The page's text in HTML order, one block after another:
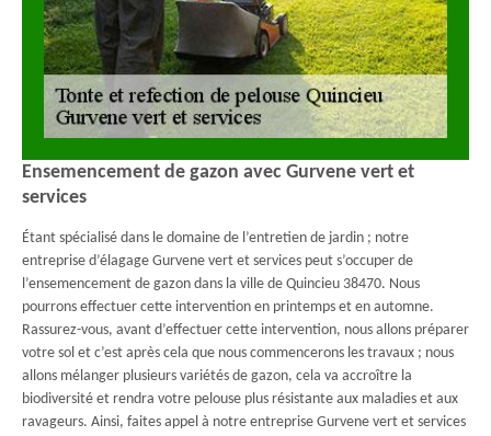
Ensemencement de gazon avec Gurvene vert et
services
Étant spécialisé dans le domaine de l’entretien de jardin ; notre
entreprise d’élagage Gurvene vert et services peut s’occuper de
l’ensemencement de gazon dans la ville de Quincieu 38470. Nous
pourrons effectuer cette intervention en printemps et en automne.
Rassurez-vous, avant d’effectuer cette intervention, nous allons préparer
votre sol et c’est après cela que nous commencerons les travaux ; nous
allons mélanger plusieurs variétés de gazon, cela va accroître la
biodiversité et rendra votre pelouse plus résistante aux maladies et aux
ravageurs. Ainsi, faites appel à notre entreprise Gurvene vert et services